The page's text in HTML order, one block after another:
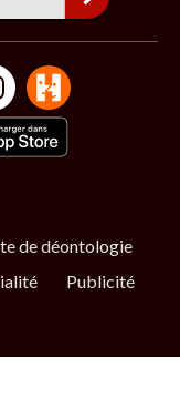
de déontologie
Publicité